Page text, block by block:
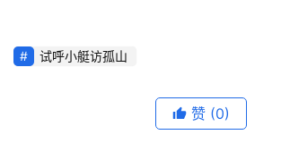
试呼小艇访孤山
赞 (0)